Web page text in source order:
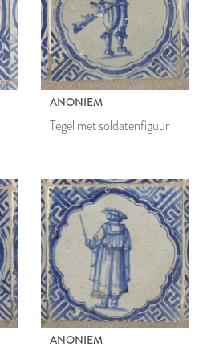
ANONIEM
Tegel met soldatenfiguur
ANONIEM